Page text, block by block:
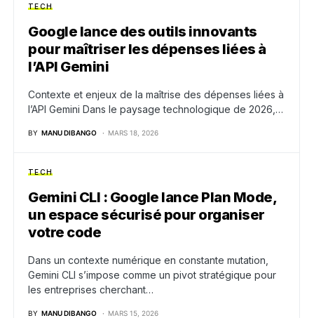
TECH
Google lance des outils innovants
pour maîtriser les dépenses liées à
l’API Gemini
Contexte et enjeux de la maîtrise des dépenses liées à
l’API Gemini Dans le paysage technologique de 2026,…
BY MANU DIBANGO MARS 18, 2026
TECH
Gemini CLI : Google lance Plan Mode,
un espace sécurisé pour organiser
votre code
Dans un contexte numérique en constante mutation,
Gemini CLI s’impose comme un pivot stratégique pour
les entreprises cherchant…
BY MANU DIBANGO MARS 15, 2026